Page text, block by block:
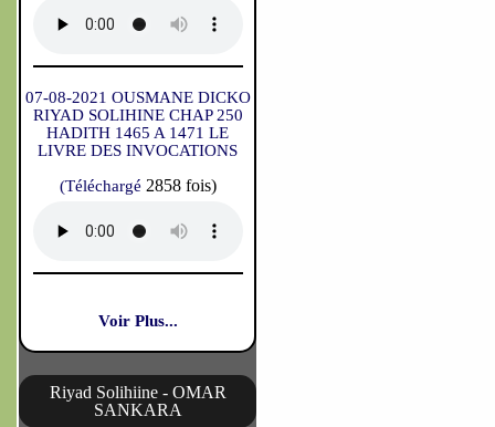
07-08-2021 OUSMANE DICKO
RIYAD SOLIHINE CHAP 250
HADITH 1465 A 1471 LE
LIVRE DES INVOCATIONS
(Téléchargé 2858 fois)
Voir Plus...
Riyad Solihiine - OMAR
SANKARA